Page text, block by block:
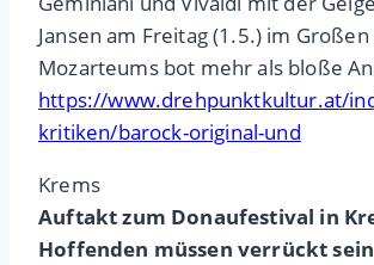
Jansen am Freitag (1.5.) im Großen
Mozarteums bot mehr als bloße
https://www.drehpunktkultur.at/
kritiken/barock-original-und
Krems
Auftakt zum Donaufestival in
Hoffenden müssen verrückt sein